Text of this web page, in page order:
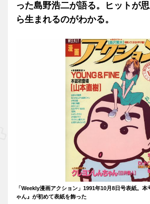
った島野浩二が語る。ヒットが
ら生まれるのがわかる。
「Weekly漫画アクション」1991年10月8日号表紙。
ゃん』が初めて表紙を飾った